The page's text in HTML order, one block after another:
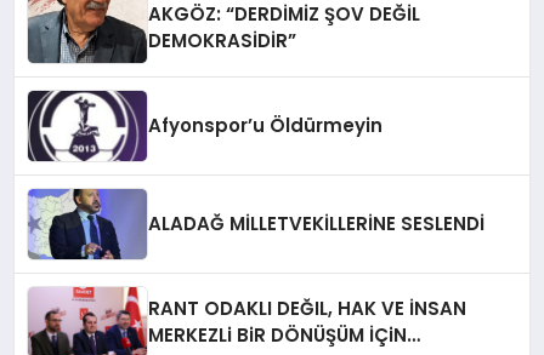
AKGÖZ: “DERDİMİZ ŞOV DEĞİL
DEMOKRASİDİR”
Afyonspor’u Öldürmeyin
ALADAĞ MİLLETVEKİLLERİNE SESLENDİ
RANT ODAKLI DEĞIL, HAK VE İNSAN
MERKEZLi BiR DÖNÜŞÜM İÇiN